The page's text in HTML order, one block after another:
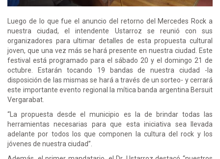
Luego de lo que fue el anuncio del retorno del Mercedes Rock a
nuestra ciudad, el intendente Ustarroz se reunió con sus
organizadores para ultimar detalles de esta propuesta cultural
joven, que una vez más se hará presente en nuestra ciudad. Este
festival está programado para el sábado 20 y el domingo 21 de
octubre. Estarán tocando 19 bandas de nuestra ciudad -la
disposición de las mismas se hará a través de un sorteo- y cerrará
este importante evento regional la mítica banda argentina Bersuit
Vergarabat.
“La propuesta desde el municipio es la de brindar todas las
herramientas necesarias para que esta iniciativa sea llevada
adelante por todos los que componen la cultura del rock y los
jóvenes de nuestra ciudad”.